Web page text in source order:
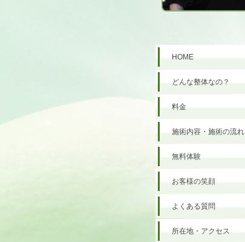
HOME
どんな整体なの？
料金
施術内容・施術の流れ
無料体験
お客様の笑顔
よくある質問
所在地・アクセス